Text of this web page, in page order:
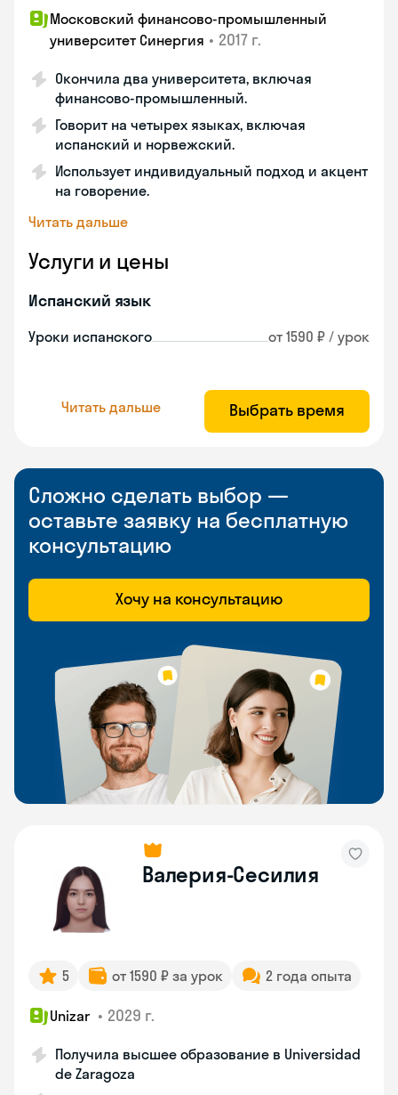
Московский финансово-промышленный
университет Синергия • 2017 г.
Окончила два университета, включая
финансово-промышленный.
Говорит на четырех языках, включая
испанский и норвежский.
Использует индивидуальный подход и акцент
на говорение.
Читать дальше
Услуги и цены
Испанский язык
Уроки испанского от 1590 ₽ / урок
Читать дальше Выбрать время
Сложно сделать выбор —
оставьте заявку на бесплатную
консультацию
Хочу на консультацию
Валерия-Сесилия
5 от 1590 ₽ за урок 2 года опыта
Unizar • 2029 г.
Получила высшее образование в Universidad
de Zaragoza